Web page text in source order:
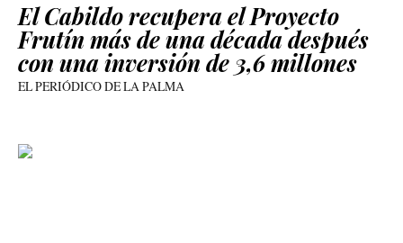
El Cabildo recupera el Proyecto
Frutín más de una década después
con una inversión de 3,6 millones
EL PERIÓDICO DE LA PALMA